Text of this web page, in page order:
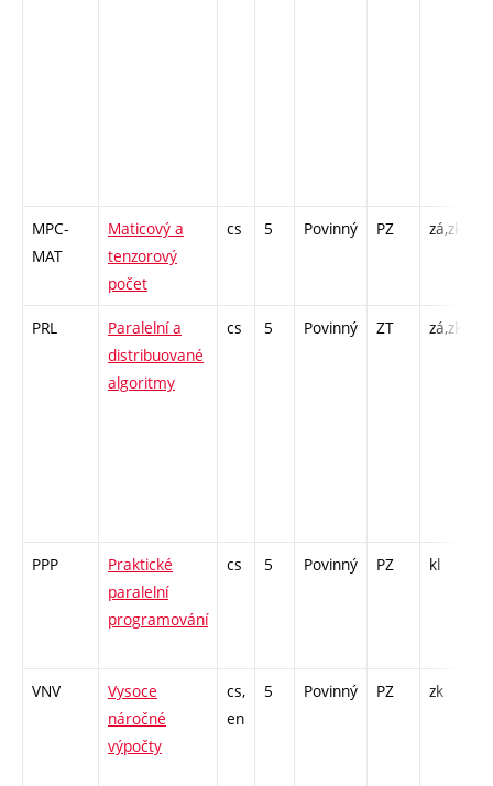
MPC-
MAT
Maticový a
tenzorový
počet
cs 5 Povinný PZ zá,zk
PRL
Paralelní a
distribuované
algoritmy
cs 5 Povinný ZT zá,zk
PPP
Praktické
paralelní
programování
cs 5 Povinný PZ kl
VNV
Vysoce
náročné
výpočty
cs,
en
5 Povinný PZ zk